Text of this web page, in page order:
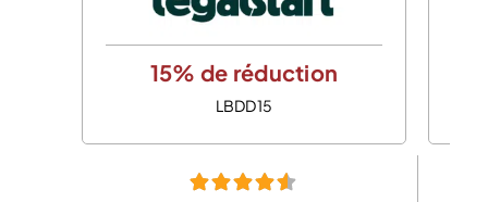
15% de réduction
LBDD15